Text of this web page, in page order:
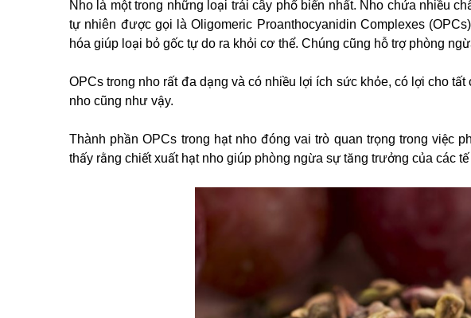
Nho là một trong những loại trái cây phổ biến nhất. Nho chứa nhiều
tự nhiên được gọi là Oligomeric Proanthocyanidin Complexes
hóa giúp loại bỏ gốc tự do ra khỏi cơ thể. Chúng cũng hỗ trợ phòng
OPCs trong nho rất đa dạng và có nhiều lợi ích sức khỏe, có lợi cho
nho cũng như vậy.
Thành phần OPCs trong hạt nho đóng vai trò quan trọng trong việc
thấy rằng chiết xuất hạt nho giúp phòng ngừa sự tăng trưởng của các